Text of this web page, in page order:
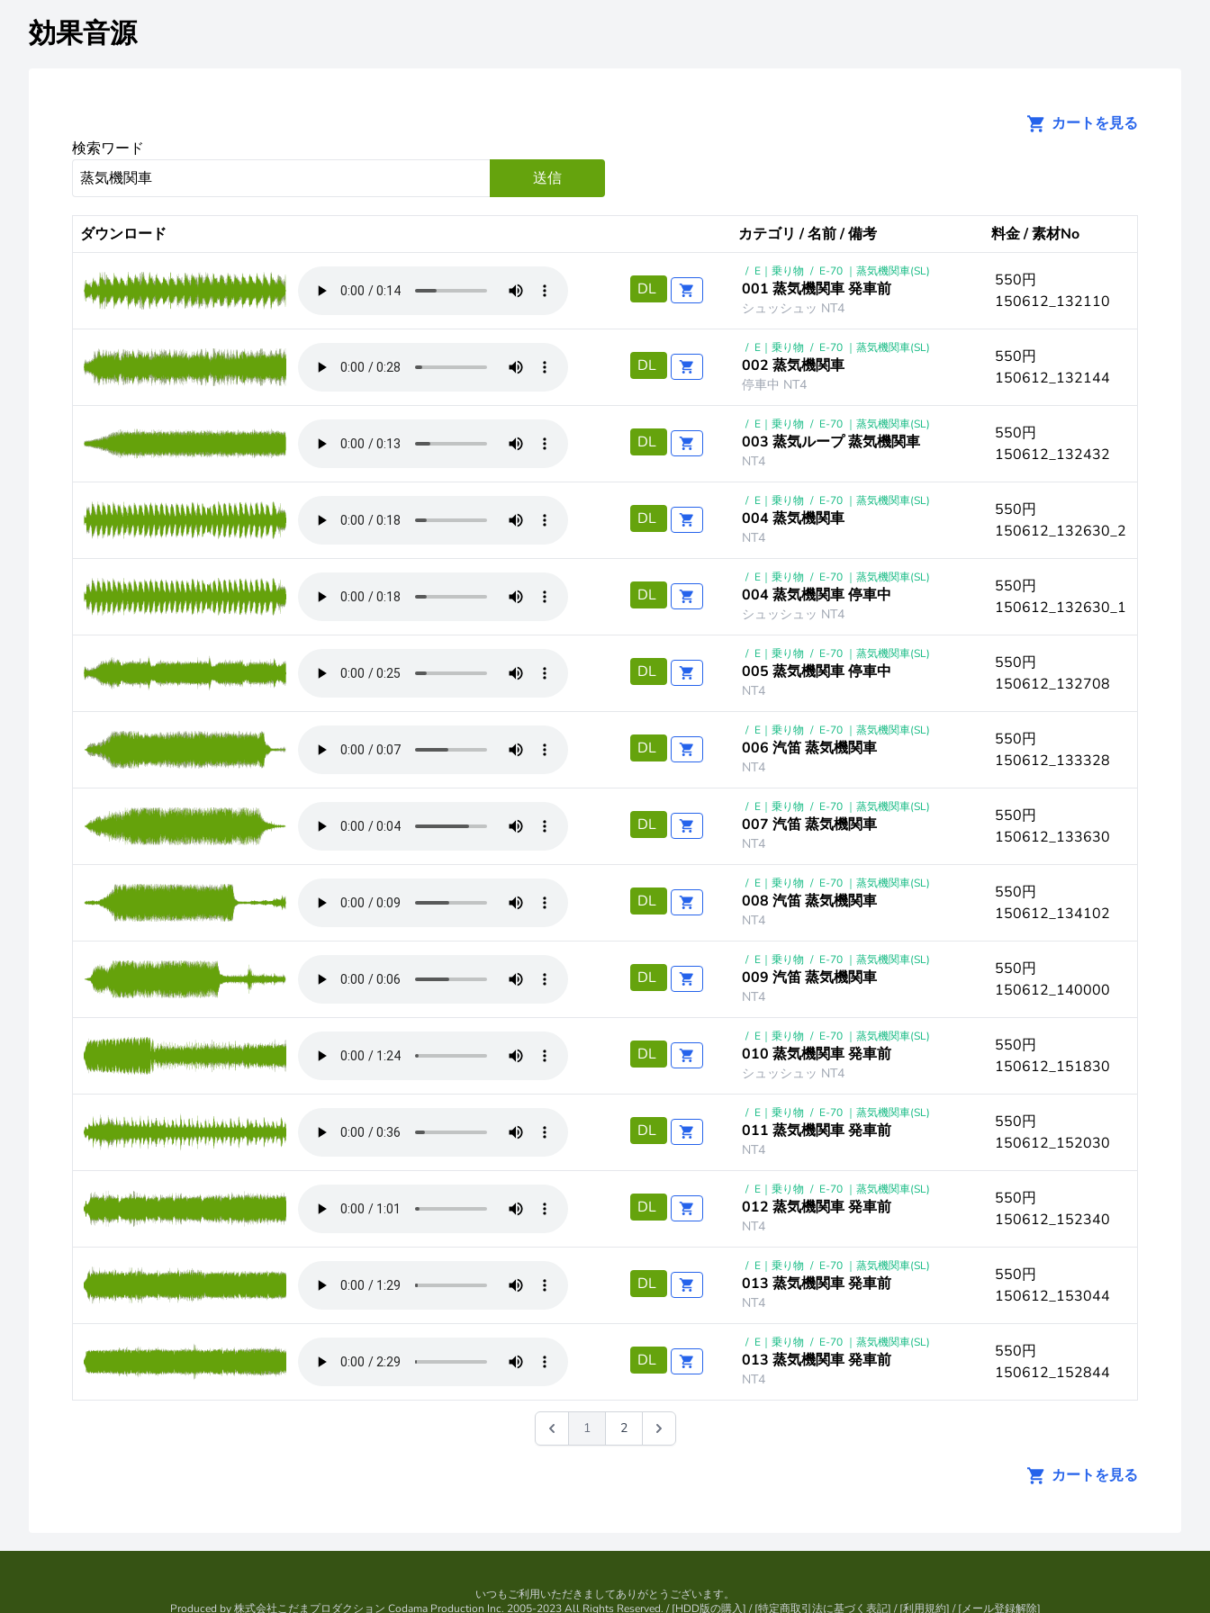
効果音源
カートを見る
検索ワード
送信
ダウンロード カテゴリ / 名前 / 備考 料金 / 素材No
DL
/ E｜乗り物 / E-70 ｜蒸気機関車(SL)
001 蒸気機関車 発車前
シュッシュッ NT4
550円
150612_132110
DL
/ E｜乗り物 / E-70 ｜蒸気機関車(SL)
002 蒸気機関車
停車中 NT4
550円
150612_132144
DL
/ E｜乗り物 / E-70 ｜蒸気機関車(SL)
003 蒸気ループ 蒸気機関車
NT4
550円
150612_132432
DL
/ E｜乗り物 / E-70 ｜蒸気機関車(SL)
004 蒸気機関車
NT4
550円
150612_132630_2
DL
/ E｜乗り物 / E-70 ｜蒸気機関車(SL)
004 蒸気機関車 停車中
シュッシュッ NT4
550円
150612_132630_1
DL
/ E｜乗り物 / E-70 ｜蒸気機関車(SL)
005 蒸気機関車 停車中
NT4
550円
150612_132708
DL
/ E｜乗り物 / E-70 ｜蒸気機関車(SL)
006 汽笛 蒸気機関車
NT4
550円
150612_133328
DL
/ E｜乗り物 / E-70 ｜蒸気機関車(SL)
007 汽笛 蒸気機関車
NT4
550円
150612_133630
DL
/ E｜乗り物 / E-70 ｜蒸気機関車(SL)
008 汽笛 蒸気機関車
NT4
550円
150612_134102
DL
/ E｜乗り物 / E-70 ｜蒸気機関車(SL)
009 汽笛 蒸気機関車
NT4
550円
150612_140000
DL
/ E｜乗り物 / E-70 ｜蒸気機関車(SL)
010 蒸気機関車 発車前
シュッシュッ NT4
550円
150612_151830
DL
/ E｜乗り物 / E-70 ｜蒸気機関車(SL)
011 蒸気機関車 発車前
NT4
550円
150612_152030
DL
/ E｜乗り物 / E-70 ｜蒸気機関車(SL)
012 蒸気機関車 発車前
NT4
550円
150612_152340
DL
/ E｜乗り物 / E-70 ｜蒸気機関車(SL)
013 蒸気機関車 発車前
NT4
550円
150612_153044
DL
/ E｜乗り物 / E-70 ｜蒸気機関車(SL)
013 蒸気機関車 発車前
NT4
550円
150612_152844
1 2
カートを見る
いつもご利用いただきましてありがとうございます。
Produced by株式会社こだまプロダクション Codama Production Inc. 2005-2023 All Rights Reserved. / [HDD版の購入] / [特定商取引法に基づく表記] / [利用規約] / [メール登録解除]